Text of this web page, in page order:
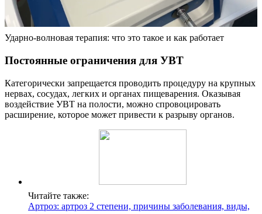
Ударно-волновая терапия: что это такое и как работает
Постоянные ограничения для УВТ
Категорически запрещается проводить процедуру на крупных
нервах, сосудах, легких и органах пищеварения. Оказывая
воздействие УВТ на полости, можно спровоцировать
расширение, которое может привести к разрыву органов.
Читайте также:
Артроз: артроз 2 степени, причины заболевания, виды,